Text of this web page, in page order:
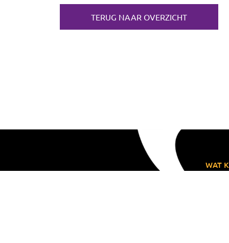
TERUG NAAR OVERZICHT
WAT